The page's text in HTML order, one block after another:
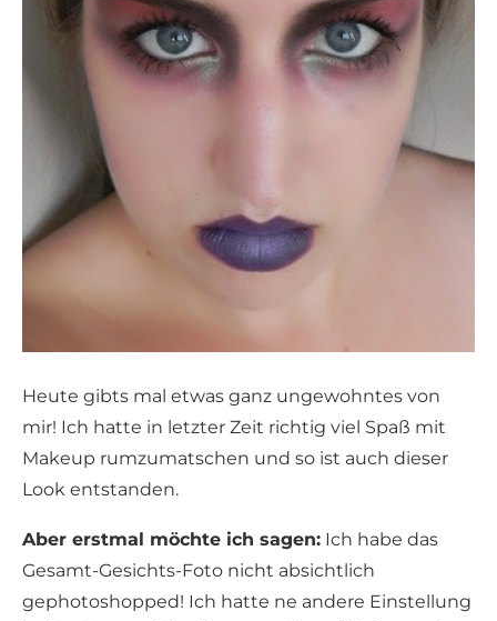
Heute gibts mal etwas ganz ungewohntes von
mir! Ich hatte in letzter Zeit richtig viel Spaß mit
Makeup rumzumatschen und so ist auch dieser
Look entstanden.
Aber erstmal möchte ich sagen: Ich habe das
Gesamt-Gesichts-Foto nicht absichtlich
gephotoshopped! Ich hatte ne andere Einstellung